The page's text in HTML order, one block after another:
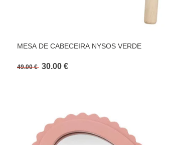
MESA DE CABECEIRA NYSOS VERDE
49.00 € 30.00 €